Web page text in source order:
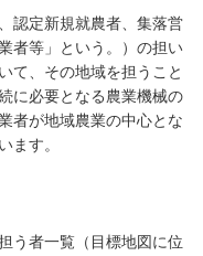
認定新規就農者、集落営
者等」という。）の担い
て、その地域を担うこと
に必要となる農業機械の
者が地域農業の中心とな
ます。
者一覧（目標地図に位